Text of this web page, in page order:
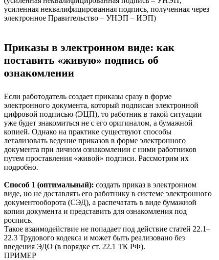
усиленная неквалифицированная подпись, полученная через
электронное Правительство – УНЭП – ИЭП)
Приказы в электронном виде: как
поставить «живую» подпись об
ознакомлении
Если работодатель создает приказы сразу в форме
электронного документа, который подписан электронной
цифровой подписью (ЭЦП), то работник в такой ситуации
уже будет знакомиться не с его оригиналом, а бумажной
копией. Однако на практике существуют способы
легализовать ведение приказов в форме электронного
документа при личном ознакомлении с ними работников
путем проставления «живой» подписи. Рассмотрим их
подробно.
Способ 1 (оптимальный): создать приказ в электронном
виде, но не доставлять его работнику в системе электронного
документооборота (СЭД), а распечатать в виде бумажной
копии документа и представить для ознакомления под
роспись.
Такое взаимодействие не попадает под действие статей 22.1–
22.3 Трудового кодекса и может быть реализовано без
введения ЭДО (в порядке ст. 22.1 ТК РФ).
ПРИМЕР